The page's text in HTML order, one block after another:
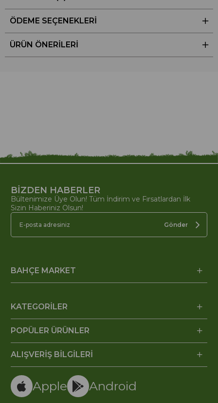
ÖDEME SEÇENEKLERI
ÜRÜN ÖNERILERI
BİZDEN HABERLER
Bültenimize Üye Olun! Tüm İndirim ve Fırsatlardan İlk
Sizin Haberiniz Olsun!
Gönder
BAHÇE MARKET
KATEGORİLER
POPÜLER ÜRÜNLER
ALIŞVERİŞ BİLGİLERİ
Apple Android